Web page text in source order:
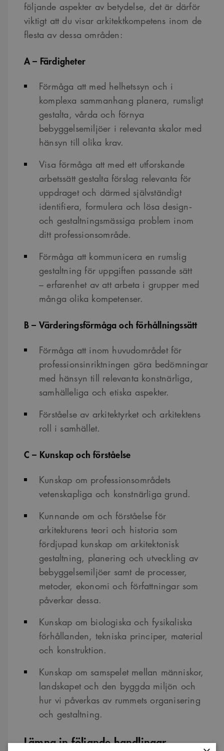
följande aspekter av betydelse, det är därför
viktigt att du visar arkitektkompetens inom de
flesta av dessa områden:
A – Färdigheter
Förmåga att med helhetssyn och i
komplexa sammanhang planera, rumsligt
gestalta, vårda och förnya
bebyggelsemiljöer i relevanta skalor med
hänsyn till olika krav.
Visa förmåga att med ett utforskande
arbetssätt gestalta förslag relevanta för
uppdraget och därmed självständigt
identifiera, formulera och lösa design‐
och gestaltningsmässiga problem inom
ditt professionsområde.
Förmåga att kommunicera en rumslig
gestaltning för uppgiften passande sätt
– erfarenhet av att arbeta i grupper med
många olika kompetenser.
B – Värderingsförmåga och förhållningssätt
Förmåga att inom huvudområdet för
professionsinriktningen göra bedömningar
med hänsyn till relevanta konstnärliga,
samhälleliga och etiska aspekter.
Förståelse av arkitektyrket och arkitektens
roll i samhället.
C – Kunskap och förståelse
Kunskap om professionsområdets
vetenskapliga och konstnärliga grund.
Kunnande om och förståelse för
arkitekturens teori och historia som
fördjupad kunskap om arkitektonisk
gestaltning, planering och utveckling av
bebyggelsemiljöer samt de processer,
metoder, ekonomi och författningar som
påverkar dessa.
Kunskap om biologiska och fysikaliska
förhållanden, tekniska principer, material
och konstruktion.
Kunskap om samspelet mellan människor,
landskapet och den byggda miljön och
hur vi påverkas av rummets organisering
och gestaltning.
Lämna in följande handlingar